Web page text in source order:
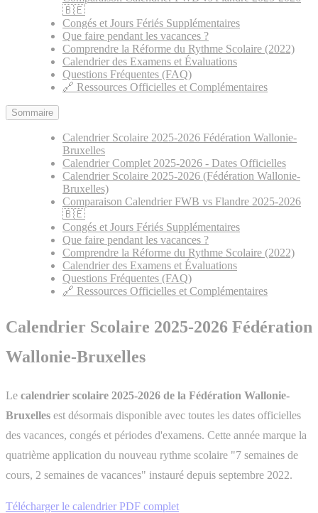
🇧🇪
Congés et Jours Fériés Supplémentaires
Que faire pendant les vacances ?
Comprendre la Réforme du Rythme Scolaire (2022)
Calendrier des Examens et Évaluations
Questions Fréquentes (FAQ)
🔗 Ressources Officielles et Complémentaires
Sommaire
Calendrier Scolaire 2025-2026 Fédération Wallonie-
Bruxelles
Calendrier Complet 2025-2026 - Dates Officielles
Calendrier Scolaire 2025-2026 (Fédération Wallonie-
Bruxelles)
Comparaison Calendrier FWB vs Flandre 2025-2026
🇧🇪
Congés et Jours Fériés Supplémentaires
Que faire pendant les vacances ?
Comprendre la Réforme du Rythme Scolaire (2022)
Calendrier des Examens et Évaluations
Questions Fréquentes (FAQ)
🔗 Ressources Officielles et Complémentaires
Calendrier Scolaire 2025-2026 Fédération
Wallonie-Bruxelles
Le calendrier scolaire 2025-2026 de la Fédération Wallonie-
Bruxelles est désormais disponible avec toutes les dates officielles
des vacances, congés et périodes d'examens. Cette année marque la
quatrième application du nouveau rythme scolaire "7 semaines de
cours, 2 semaines de vacances" instauré depuis septembre 2022.
Télécharger le calendrier PDF complet